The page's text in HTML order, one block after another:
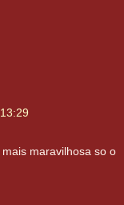
maravilhosa so o